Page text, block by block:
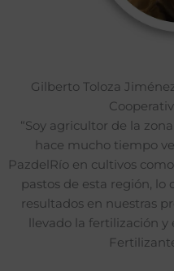
Gilberto Toloza
“Soy agricultor de la
hace mucho tiempo
PazdelRío en cultivos
pastos de esta región, lo
resultados en nuestras
llevado la fertilización